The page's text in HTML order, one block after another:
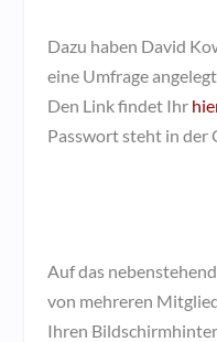
Dazu haben David
eine Umfrage
Den Link findet Ihr
Passwort steht in der
Auf das
von mehreren
Ihren